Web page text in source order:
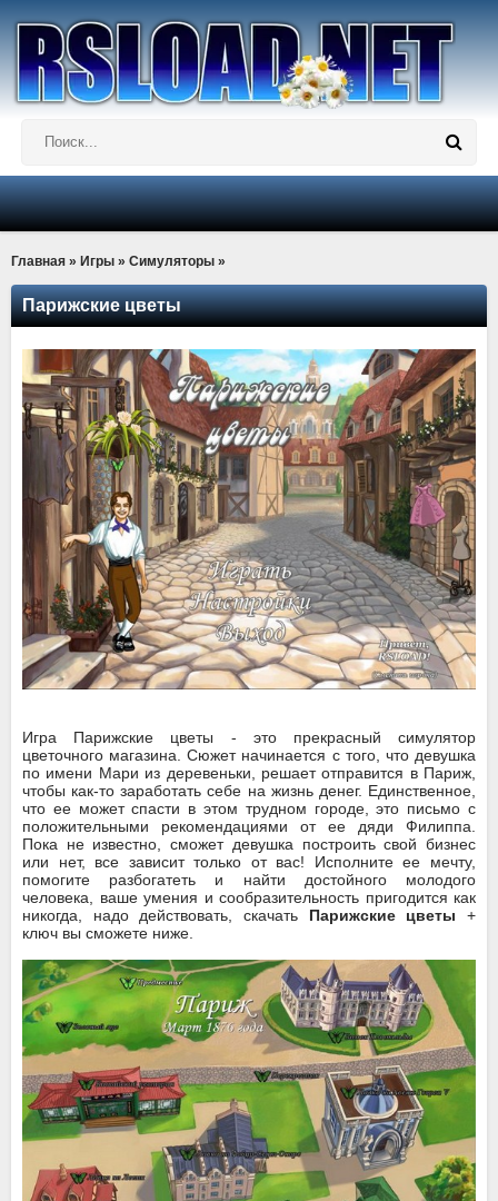
Главная » Игры » Симуляторы »
Парижские цветы
Игра Парижские цветы - это прекрасный симулятор
цветочного магазина. Сюжет начинается с того, что девушка
по имени Мари из деревеньки, решает отправится в Париж,
чтобы как-то заработать себе на жизнь денег. Единственное,
что ее может спасти в этом трудном городе, это письмо с
положительными рекомендациями от ее дяди Филиппа.
Пока не известно, сможет девушка построить свой бизнес
или нет, все зависит только от вас! Исполните ее мечту,
помогите разбогатеть и найти достойного молодого
человека, ваше умения и сообразительность пригодится как
никогда, надо действовать, скачать Парижские цветы+
ключ вы сможете ниже.